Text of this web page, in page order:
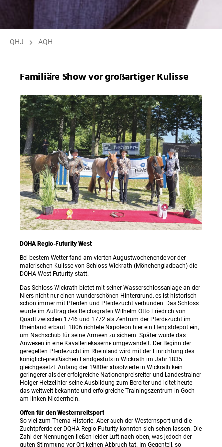
QHJ AQH
Familiäre Show vor großartiger Kulisse
DQHA Regio-Futurity West
Bei bestem Wetter fand am vierten Augustwochenende vor der
malerischen Kulisse von Schloss Wickrath (Mönchengladbach) die
DQHA West-Futurity statt.
Das Schloss Wickrath bietet mit seiner Wasserschlossanlage an der
Niers nicht nur einen wunderschönen Hintergrund, es ist historisch
schon immer mit Pferden und Pferdezucht verbunden. Das Schloss
wurde im Auftrag des Reichsgrafen Wilhelm Otto Friedrich von
Quadt zwischen 1746 und 1772 als Zentrum der Pferdezucht im
Rheinland erbaut. 1806 richtete Napoleon hier ein Hengstdepot ein,
um Nachschub für seine Armeen zu sichern. Später wurde das
Anwesen in eine Kavalleriekaserne umgewandelt. Der Beginn der
geregelten Pferdezucht im Rheinland wird mit der Einrichtung des
königlich-preußischen Landgestüts in Wickrath im Jahr 1835
gleichgesetzt. Anfang der 1980er absolvierte in Wickrath kein
geringerer als der erfolgreiche Nationenpreisreiter und Landestrainer
Holger Hetzel hier seine Ausbildung zum Bereiter und leitet heute
das weltweit bekannte und erfolgreiche Trainingszentrum in Goch
am linken Niederrhein.
Offen für den Westernreitsport
So viel zum Thema Historie. Aber auch der Westernsport und die
Zuchtpferde der DQHA Regio-Futurity konnten sich sehen lassen. Die
Zahl der Nennungen ließen leider Luft nach oben, was jedoch der
guten Stimmung vor Ort keinen Abbruch tat. Im Gegenteil, so